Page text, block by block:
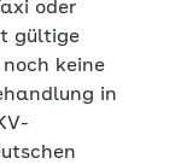
oder
gültige
keine
in